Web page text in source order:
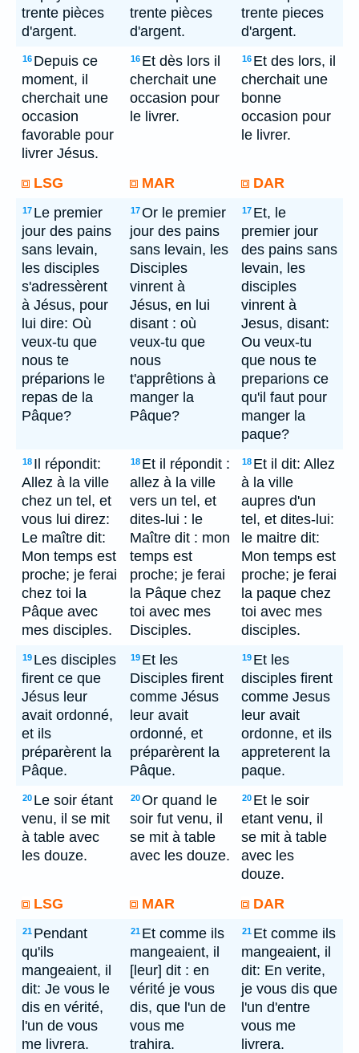
trente pièces
d'argent.
trente pièces
d'argent.
trente pieces
d'argent.
16 Depuis ce
moment, il
cherchait une
occasion
favorable pour
livrer Jésus.
16 Et dès lors il
cherchait une
occasion pour
le livrer.
16 Et des lors, il
cherchait une
bonne
occasion pour
le livrer.
LSG MAR DAR
17 Le premier
jour des pains
sans levain,
les disciples
s'adressèrent
à Jésus, pour
lui dire: Où
veux-tu que
nous te
préparions le
repas de la
Pâque?
17Or le premier
jour des pains
sans levain, les
Disciples
vinrent à
Jésus, en lui
disant : où
veux-tu que
nous
t'apprêtions à
manger la
Pâque?
17 Et, le
premier jour
des pains sans
levain, les
disciples
vinrent à
Jesus, disant:
Ou veux-tu
que nous te
preparions ce
qu'il faut pour
manger la
paque?
18 Il répondit:
Allez à la ville
chez un tel, et
vous lui direz:
Le maître dit:
Mon temps est
proche; je ferai
chez toi la
Pâque avec
mes disciples.
18 Et il répondit :
allez à la ville
vers un tel, et
dites-lui : le
Maître dit : mon
temps est
proche; je ferai
la Pâque chez
toi avec mes
Disciples.
18 Et il dit: Allez
à la ville
aupres d'un
tel, et dites-lui:
le maitre dit:
Mon temps est
proche; je ferai
la paque chez
toi avec mes
disciples.
19 Les disciples
firent ce que
Jésus leur
avait ordonné,
et ils
préparèrent la
Pâque.
19 Et les
Disciples firent
comme Jésus
leur avait
ordonné, et
préparèrent la
Pâque.
19 Et les
disciples firent
comme Jesus
leur avait
ordonne, et ils
appreterent la
paque.
20 Le soir étant
venu, il se mit
à table avec
les douze.
20Or quand le
soir fut venu, il
se mit à table
avec les douze.
20 Et le soir
etant venu, il
se mit à table
avec les
douze.
LSG
MAR DAR
21 Pendant
qu'ils
mangeaient, il
dit: Je vous le
dis en vérité,
l'un de vous
me livrera.
21 Et comme ils
mangeaient, il
[leur] dit : en
vérité je vous
dis, que l'un de
vous me
trahira.
21 Et comme ils
mangeaient, il
dit: En verite,
je vous dis que
l'un d'entre
vous me
livrera.